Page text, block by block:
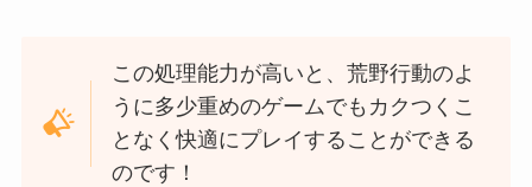
この処理能力が高いと、荒野行動のよ
うに多少重めのゲームでもカクつくこ
となく快適にプレイすることができる
のです！